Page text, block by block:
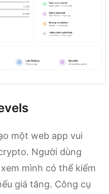
một web app vui
Người dùng
mình có thể kiếm
giá tăng. Công cụ